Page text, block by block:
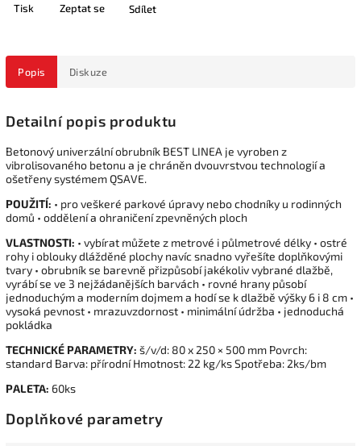
Tisk Zeptat se Sdílet
Popis Diskuze
Detailní popis produktu
Betonový univerzální obrubník BEST LINEA je vyroben z
vibrolisovaného betonu a je chráněn dvouvrstvou technologií a
ošetřeny systémem QSAVE.
POUŽITÍ: • pro veškeré parkové úpravy nebo chodníky u rodinných
domů • oddělení a ohraničení zpevněných ploch
VLASTNOSTI: • vybírat můžete z metrové i půlmetrové délky • ostré
rohy i oblouky dlážděné plochy navíc snadno vyřešíte doplňkovými
tvary • obrubník se barevně přizpůsobí jakékoliv vybrané dlažbě,
vyrábí se ve 3 nejžádanějších barvách • rovné hrany působí
jednoduchým a moderním dojmem a hodí se k dlažbě výšky 6 i 8 cm •
vysoká pevnost • mrazuvzdornost • minimální údržba • jednoduchá
pokládka
TECHNICKÉ PARAMETRY: š/v/d: 80 x 250 × 500 mm Povrch:
standard Barva: přírodní Hmotnost: 22 kg/ks Spotřeba: 2ks/bm
PALETA: 60ks
Doplňkové parametry